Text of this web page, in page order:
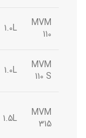
MVM
110
1.0L
MVM
110 S
1.0L
MVM
315
1.5L